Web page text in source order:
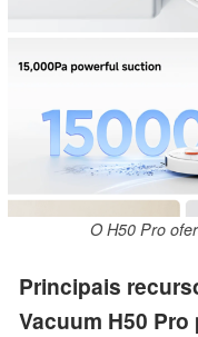
O H50 Pro
Principais
Vacuum H50 Pro